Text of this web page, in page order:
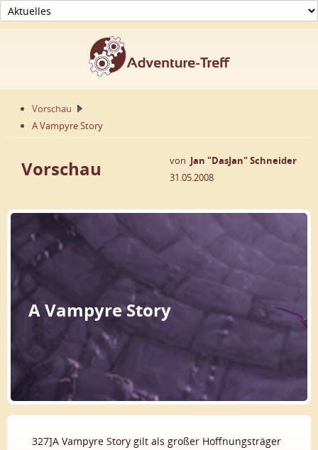
Vorschau
A Vampyre Story
Vorschau von Jan "DasJan" Schneider
31.05.2008
A Vampyre Story
327]A Vampyre Story gilt als großer Hoffnungsträger